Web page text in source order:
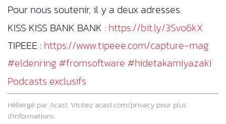
Pour nous soutenir, il y a deux adresses.
KISS KISS BANK BANK : https://bit.ly/3Svo6kX
TIPEEE : https://www.tipeee.com/capture-mag
#eldenring #fromsoftware #hidetakamiyazaki
Podcasts exclusifs
Hébergé par Acast. Visitez acast.com/privacy pour plus
d’informations.